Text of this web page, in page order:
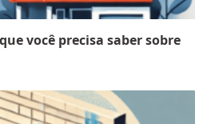
você precisa saber sobre